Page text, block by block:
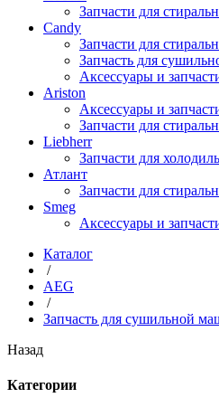
Запчасти для
Candy
Запчасти для
Запчасть для
Аксессуары и
Ariston
Аксессуары и
Запчасти для
Liebherr
Запчасти для
Атлант
Запчасти для
Smeg
Аксессуары и
Каталог
/
AEG
/
Запчасть для сушильной
Назад
Категории